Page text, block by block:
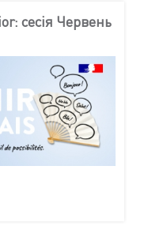
сесія Червень